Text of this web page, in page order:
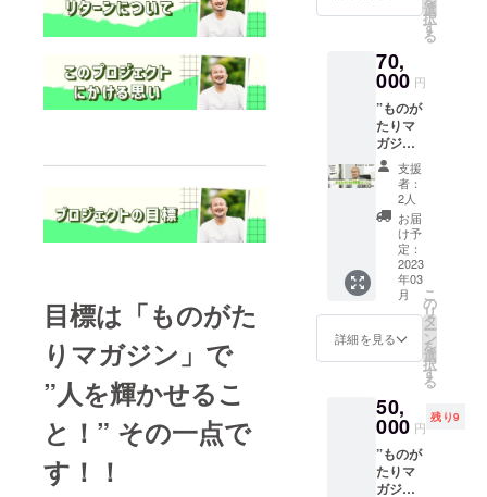
目標は「ものがた
りマガジン」で
”人を輝かせるこ
と！” その一点で
す！！
ステッ
カー×20
アファ
イル×20
もお付
けいた
しま
す。 ぜ
ひ、大
切な方
に配っ
てみて
くださ
い♪
注）取
材陣2名
の交通
費が東
京駅か
材当
日」に
別途費
用がか
かりま
す。 あ
ださ
い。 ”も
りマガ
ジン”
部数
10部
を発送
いたし
ます。
その
他”もの
がたり
マガジ
ン”のス
テッ
カー×10
＆クリ
アファ
イル×10
す。
注）取
材陣2名
の交通
費が東
京駅か
ライン
でお選
さい。
※写真撮
影がご
ざいま
せん。
掲載希
望のお
写真は
提供く
ださ
い。 リ
アルの
場合）
支援後
に、取
材場
所・日
をいた
しま
す。 支
援時、
必ず備
考欄に
選
択
す
る
70,
000 円
”ものが
たりマ
ガジ
ン”内の
1ページ
をあな
た色に
染める
記事で
掲載し
ます。
取材を
リアル
or オン
ライン
でお選
さい。
※写真撮
影がご
ざいま
せん。
掲載希
支援
者：
2人
お届
け予
定：
2023
年03
月
詳細を見る
こ
の
リ
タ
ー
ン
を
選
択
す
る
50,
000 円
残り9
”ものが
たりマ
ガジ